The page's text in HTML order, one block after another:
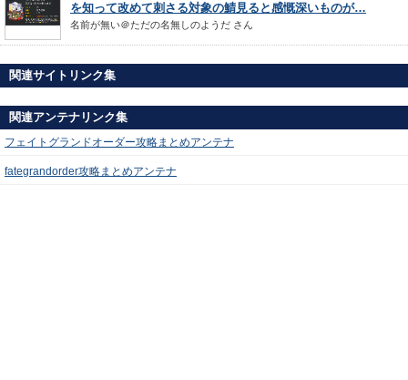
を知って改めて刺さる対象の鯖見ると感慨深いものが…
名前が無い＠ただの名無しのようだ さん
関連サイトリンク集
関連アンテナリンク集
フェイトグランドオーダー攻略まとめアンテナ
fategrandorder攻略まとめアンテナ